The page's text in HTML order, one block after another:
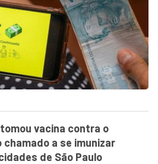
vacina contra o
a se imunizar
de São Paulo